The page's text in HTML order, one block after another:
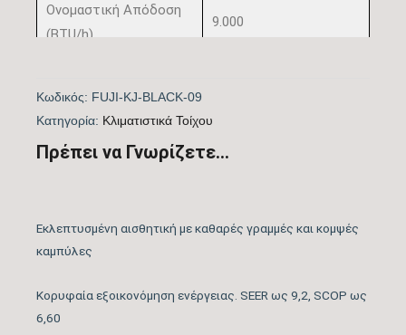
Κωδικός: FUJI-KJ-BLACK-09
Kατηγορία: Kλιματιστικά Τοίχου
Πρέπει να Γνωρίζετε...
Εκλεπτυσμένη αισθητική με καθαρές γραμμές και κομψές
καμπύλες
Κορυφαία εξοικονόμηση ενέργειας. SEER ως 9,2, SCOP ως
6,60
Ονομαστική Απόδοση
(BTU/h)
9.000
EUROVENT
Λειτουργία Ψύξη &
ΝΑΙ
Αφύγρανσης
ΝΑΙ